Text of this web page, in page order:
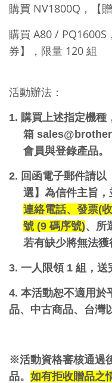
購買 NV1800Q，【贈
購買 A80 /
券】 ，限量 120 組
活動辦法：
1. 購買上述指定機種
箱
會員與登錄產品。
2. 回函電子郵件請以
選】為信件主旨
連絡電話、發票(
號 (9 碼序號)、所
若有缺少將無法獲
3. 一人限領 1 組，送
4. 本活動恕不適用於
品、中古商品、台灣
※活動資格審核通過
品。 如有拒收贈品之